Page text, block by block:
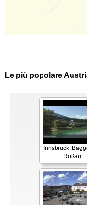
Le più popolare
Innsbruck:
Roßau